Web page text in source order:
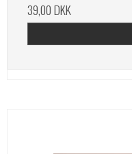
39,00 DKK